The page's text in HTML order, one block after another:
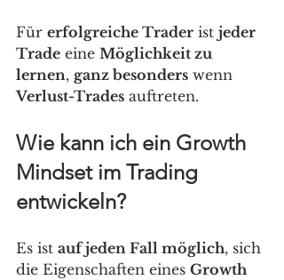
Für erfolgreiche Trader ist jeder
Trade eine Möglichkeit zu
lernen, ganz besonders wenn
Verlust-Trades auftreten.
Wie kann ich ein Growth
Mindset im Trading
entwickeln?
Es ist auf jeden Fall möglich, sich
die Eigenschaften eines Growth